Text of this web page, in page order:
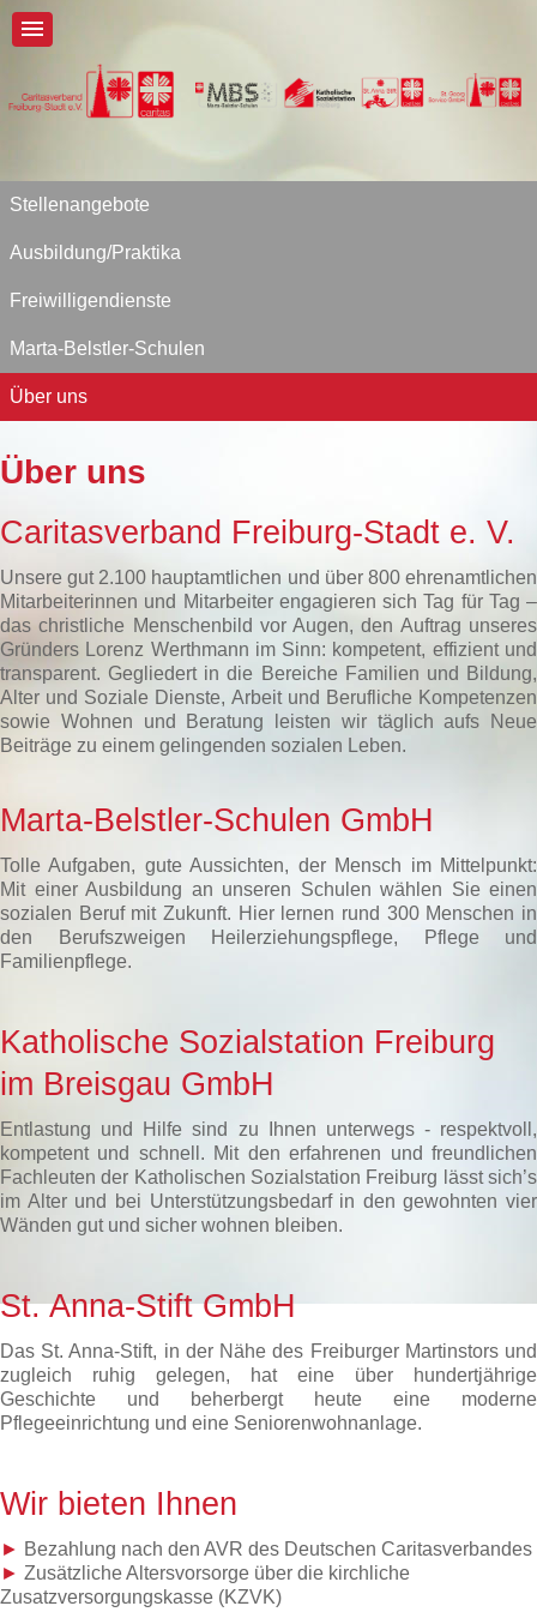
Stellenangebote
Ausbildung/Praktika
Freiwilligendienste
Marta-Belstler-Schulen
Über uns
Über uns
Caritasverband Freiburg-Stadt e. V.
Unsere gut 2.100 hauptamtlichen und über 800 ehrenamtlichen
Mitarbeiterinnen und Mitarbeiter engagieren sich Tag für Tag –
das christliche Menschenbild vor Augen, den Auftrag unseres
Gründers Lorenz Werthmann im Sinn: kompetent, effizient und
transparent. Gegliedert in die Bereiche Familien und Bildung,
Alter und Soziale Dienste, Arbeit und Berufliche Kompetenzen
sowie Wohnen und Beratung leisten wir täglich aufs Neue
Beiträge zu einem gelingenden sozialen Leben.
Marta-Belstler-Schulen GmbH
Tolle Aufgaben, gute Aussichten, der Mensch im Mittelpunkt:
Mit einer Ausbildung an unseren Schulen wählen Sie einen
sozialen Beruf mit Zukunft. Hier lernen rund 300 Menschen in
den Berufszweigen Heilerziehungspflege, Pflege und
Familienpflege.
Katholische Sozialstation Freiburg
im Breisgau GmbH
Entlastung und Hilfe sind zu Ihnen unterwegs - respektvoll,
kompetent und schnell. Mit den erfahrenen und freundlichen
Fachleuten der Katholischen Sozialstation Freiburg lässt sich’s
im Alter und bei Unterstützungsbedarf in den gewohnten vier
Wänden gut und sicher wohnen bleiben.
St. Anna-Stift GmbH
Das St. Anna-Stift, in der Nähe des Freiburger Martinstors und
zugleich ruhig gelegen, hat eine über hundertjährige
Geschichte und beherbergt heute eine moderne
Pflegeeinrichtung und eine Seniorenwohnanlage.
Wir bieten Ihnen
► Bezahlung nach den AVR des Deutschen Caritasverbandes
► Zusätzliche Altersvorsorge über die kirchliche
Zusatzversorgungskasse (KZVK)